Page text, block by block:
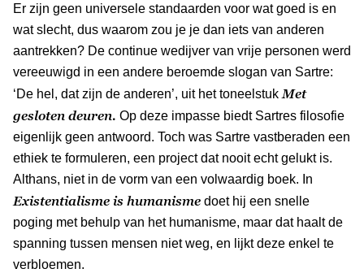
Er zijn geen universele standaarden voor wat goed is en
wat slecht, dus waarom zou je je dan iets van anderen
aantrekken? De continue wedijver van vrije personen werd
vereeuwigd in een andere beroemde slogan van Sartre:
‘De hel, dat zijn de anderen’, uit het toneelstuk Met
gesloten deuren. Op deze impasse biedt Sartres filosofie
eigenlijk geen antwoord. Toch was Sartre vastberaden een
ethiek te formuleren, een project dat nooit echt gelukt is.
Althans, niet in de vorm van een volwaardig boek. In
Existentialisme is humanisme doet hij een snelle
poging met behulp van het humanisme, maar dat haalt de
spanning tussen mensen niet weg, en lijkt deze enkel te
verbloemen.